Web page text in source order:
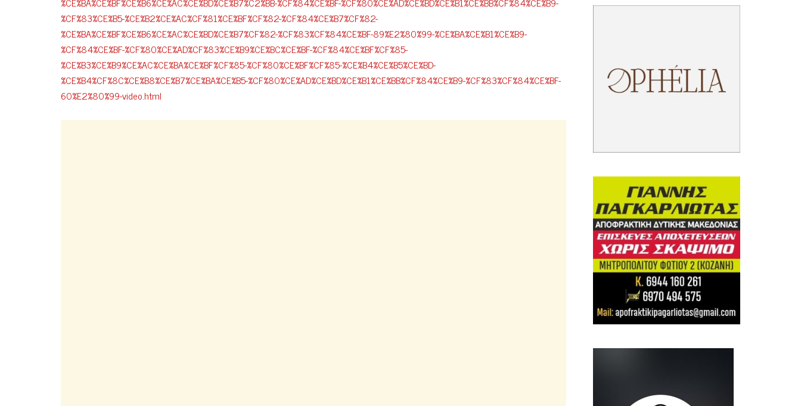
%CF%83%CE%B5-%CE%B2%CE%AC%CF%81%CE%BF%CF%82-%CF%84%CE%B7%CF%82-
%CE%BA%CE%BF%CE%B6%CE%AC%CE%BD%CE%B7%CF%82-%CF%83%CF%84%CE%BF-89%E2%80%99-%CE%BA%CE%B1%CE%B9-
%CF%84%CE%BF-%CF%80%CE%AD%CF%83%CE%B9%CE%BC%CE%BF-%CF%84%CE%BF%CF%85-
%CE%B3%CE%B9%CE%AC%CE%BA%CE%BF%CF%85-%CF%80%CE%BF%CF%85-%CE%B4%CE%B5%CE%BD-
%CE%B4%CF%8C%CE%B8%CE%B7%CE%BA%CE%B5-%CF%80%CE%AD%CE%BD%CE%B1%CE%BB%CF%84%CE%B9-%CF%83%CF%84%CE%BF-
60%E2%80%99-video.html